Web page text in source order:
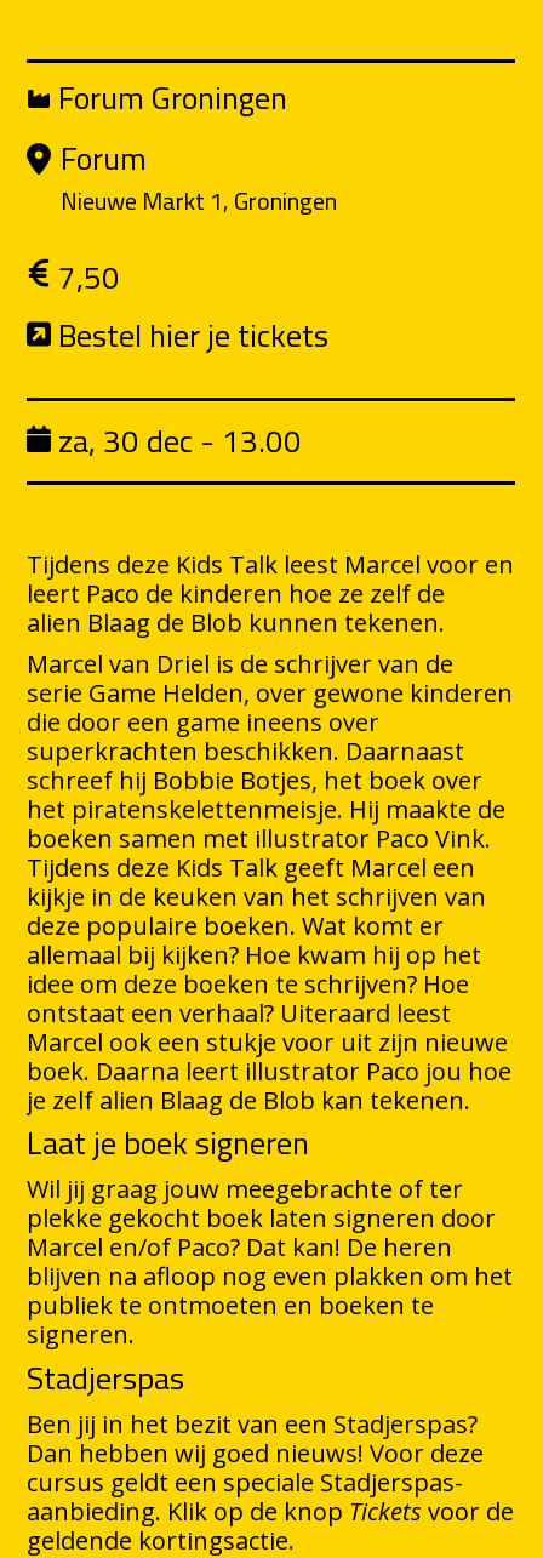
Forum Groningen
Forum
Nieuwe Markt 1, Groningen
7,50
Bestel hier je tickets
za, 30 dec - 13.00
Tijdens deze Kids Talk leest Marcel voor en
leert Paco de kinderen hoe ze zelf de
alien Blaag de Blob kunnen tekenen.
Marcel van Driel is de schrijver van de
serie Game Helden, over gewone kinderen
die door een game ineens over
superkrachten beschikken. Daarnaast
schreef hij Bobbie Botjes, het boek over
het piratenskelettenmeisje. Hij maakte de
boeken samen met illustrator Paco Vink.
Tijdens deze Kids Talk geeft Marcel een
kijkje in de keuken van het schrijven van
deze populaire boeken. Wat komt er
allemaal bij kijken? Hoe kwam hij op het
idee om deze boeken te schrijven? Hoe
ontstaat een verhaal? Uiteraard leest
Marcel ook een stukje voor uit zijn nieuwe
boek. Daarna leert illustrator Paco jou hoe
je zelf alien Blaag de Blob kan tekenen.
Laat je boek signeren
Wil jij graag jouw meegebrachte of ter
plekke gekocht boek laten signeren door
Marcel en/of Paco? Dat kan! De heren
blijven na afloop nog even plakken om het
publiek te ontmoeten en boeken te
signeren.
Stadjerspas
Ben jij in het bezit van een Stadjerspas?
Dan hebben wij goed nieuws! Voor deze
cursus geldt een speciale Stadjerspas-
aanbieding. Klik op de knop Tickets voor de
geldende kortingsactie.